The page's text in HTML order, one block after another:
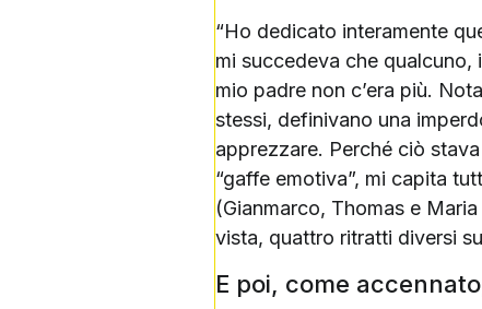
“Ho dedicato interamente
mi succedeva che
mio padre non c’era più.
stessi, definivano una
apprezzare. Perché ciò
“gaffe emotiva”, mi capita
(Gianmarco, Thomas e
vista, quattro ritratti diversi
E poi, come